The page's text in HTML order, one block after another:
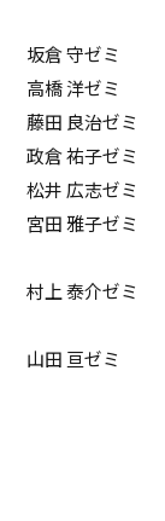
坂倉 守ゼミ
高橋 洋ゼミ
藤田 良治ゼミ
政倉 祐子ゼミ
松井 広志ゼミ
宮田 雅子ゼミ
村上 泰介ゼミ
山田 亘ゼミ